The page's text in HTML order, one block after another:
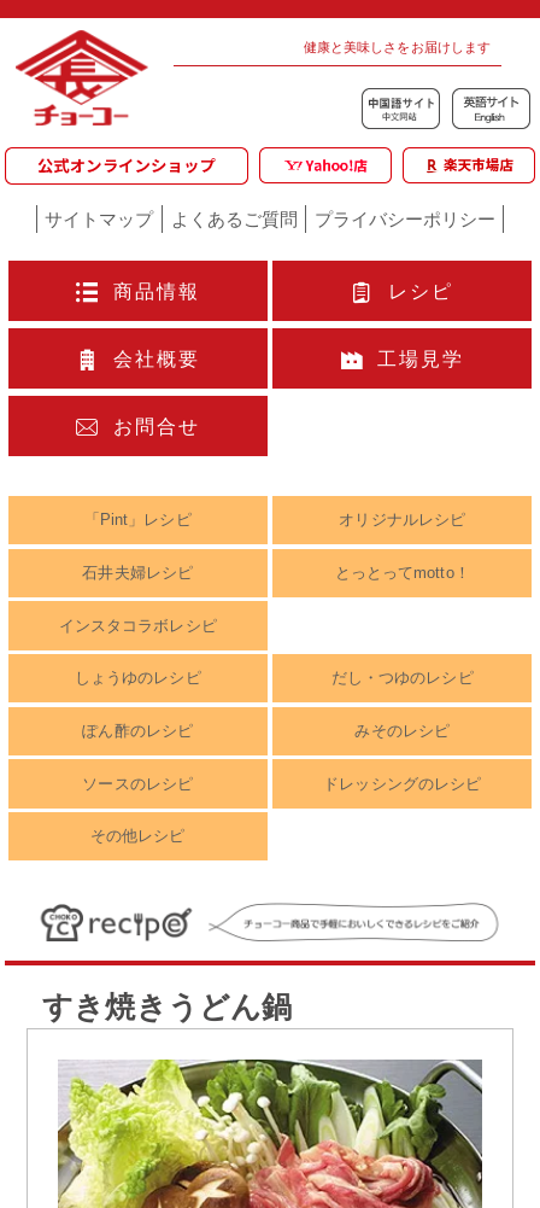
健康と美味しさをお届けします
サイトマップ よくあるご質問 プライバシーポリシー
商品情報 レシピ
会社概要 工場見学
お問合せ
「Pint」レシピ オリジナルレシピ
石井夫婦レシピ とっとってmotto！
インスタコラボレシピ
しょうゆのレシピ だし・つゆのレシピ
ぽん酢のレシピ みそのレシピ
ソースのレシピ ドレッシングのレシピ
その他レシピ
すき焼きうどん鍋